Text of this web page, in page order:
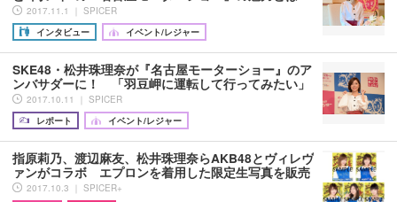
2017.11.1 ｜ SPICER
インタビュー
イベント/レジャー
SKE48・松井珠理奈が『名古屋モーターショー』のア
ンバサダーに！ 「羽豆岬に運転して行ってみたい」
2017.10.11 ｜ SPICER
レポート
イベント/レジャー
指原莉乃、渡辺麻友、松井珠理奈らAKB48とヴィレヴ
ァンがコラボ エプロンを着用した限定生写真を販売
2017.10.3 ｜ SPICER+